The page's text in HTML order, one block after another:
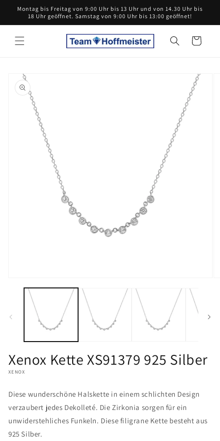
zum
Inhalt
Montag bis Freitag von 9:00 Uhr bis 13 Uhr und von 14.30 Uhr bis
18 Uhr geöffnet. Samstag von 9:00 Uhr bis 13:00 geöffnet!
Warenkorb
Xenox Kette XS91379 925 Silber
XENOX
Diese wunderschöne Halskette in einem schlichten Design
verzaubert jedes Dekolleté. Die Zirkonia sorgen für ein
unwiderstehliches Funkeln. Diese filigrane Kette besteht aus
925 Silber.